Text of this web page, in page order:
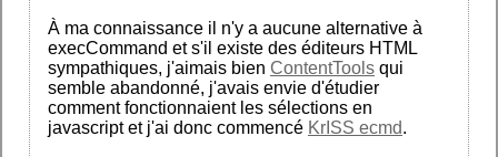
À ma connaissance il n'y a aucune alternative à
execCommand et s'il existe des éditeurs HTML
sympathiques, j'aimais bien ContentTools qui
semble abandonné, j'avais envie d'étudier
comment fonctionnaient les sélections en
javascript et j'ai donc commencé KrISS ecmd.